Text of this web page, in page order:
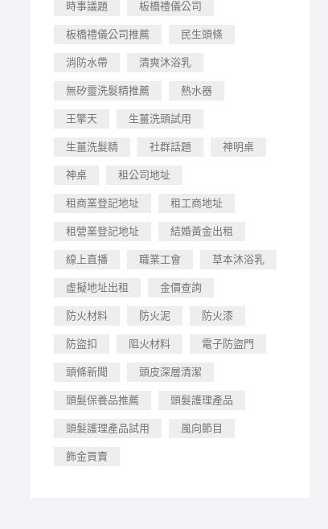
時事議題 板橋禮儀公司
板橋禮儀公司推薦 民生頭條
消防水帶 清爽沐浴乳
無矽靈洗髮精推薦 熱水器
王擎天 生薑洗頭試用
生薑洗髮精 社群話題 神明桌
神桌 租公司地址
租商業登記地址 租工商地址
租營業登記地址 結婚黃金出租
線上直播 職業工會 草本沐浴乳
虛擬地址出租 金價查詢
防火材料 防火泥 防火漆
防盜扣 阻火材料 電子防盜門
頭條新聞 頭皮深層清潔
頭髮保養品推薦 頭髮護理產品
頭髮護理產品試用 風向節目
飾金買賣